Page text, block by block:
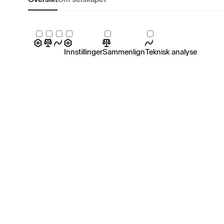
InnstillingerSammenlignTeknisk analyse